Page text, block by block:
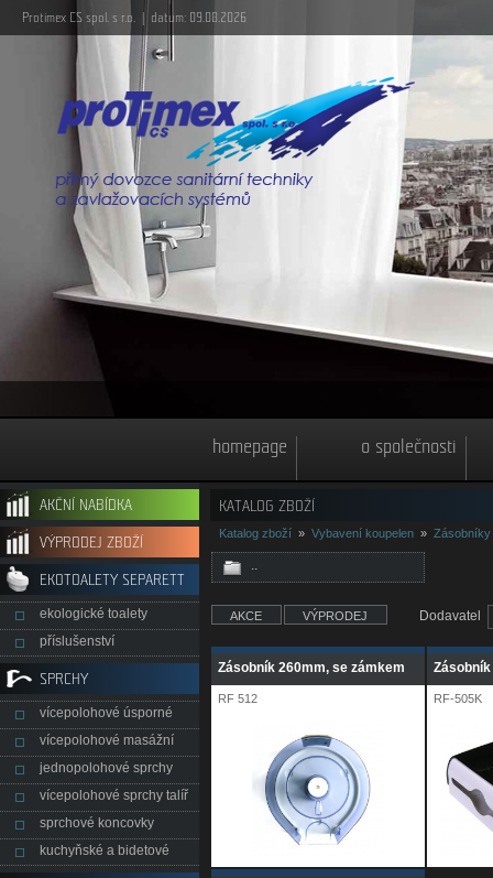
Protimex CS spol. s r.o. | datum: 09.08.2026
homepage o společnosti
AKČNÍ NABÍDKA
VÝPRODEJ ZBOŽÍ
EKOTOALETY SEPARETT
ekologické toalety
příslušenství
SPRCHY
vícepolohové úsporné
vícepolohové masážní
jednopolohové sprchy
vícepolohové sprchy talíř
sprchové koncovky
kuchyňské a bidetové
KATALOG ZBOŽÍ
Katalog zboží » Vybavení koupelen » Zásobníky
..
Dodavatel
AKCE VÝPRODEJ
Zásobník 260mm, se zámkem
RF 512 RF-505K